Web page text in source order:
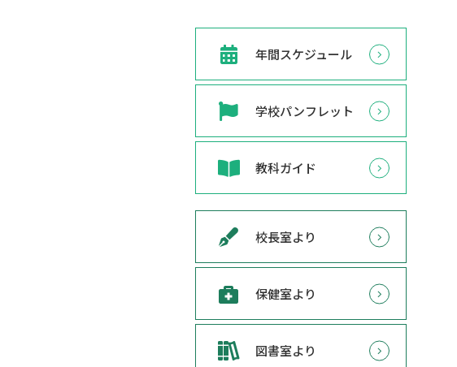
年間スケジュール
学校パンフレット
教科ガイド
校長室より
保健室より
図書室より